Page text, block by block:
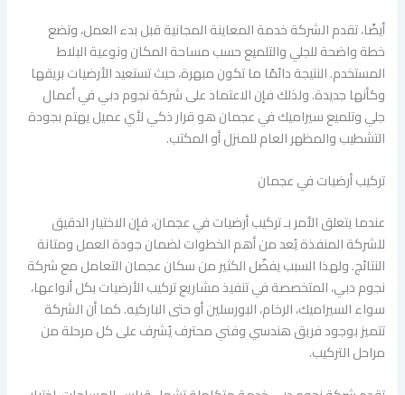
أيضًا، تقدم الشركة خدمة المعاينة المجانية قبل بدء العمل، وتضع
خطة واضحة للجلي والتلميع حسب مساحة المكان ونوعية البلاط
المستخدم. النتيجة دائمًا ما تكون مبهرة، حيث تستعيد الأرضيات بريقها
وكأنها جديدة. ولذلك فإن الاعتماد على شركة نجوم دبي في أعمال
جلي وتلميع سيراميك في عجمان هو قرار ذكي لأي عميل يهتم بجودة
التشطيب والمظهر العام للمنزل أو المكتب.
تركيب أرضيات في عجمان
عندما يتعلق الأمر بـ تركيب أرضيات في عجمان، فإن الاختيار الدقيق
للشركة المنفذة يُعد من أهم الخطوات لضمان جودة العمل ومتانة
النتائج. ولهذا السبب يفضّل الكثير من سكان عجمان التعامل مع شركة
نجوم دبي، المتخصصة في تنفيذ مشاريع تركيب الأرضيات بكل أنواعها،
سواء السيراميك، الرخام، البورسلين أو حتى الباركيه. كما أن الشركة
تتميز بوجود فريق هندسي وفني محترف يُشرف على كل مرحلة من
مراحل التركيب.